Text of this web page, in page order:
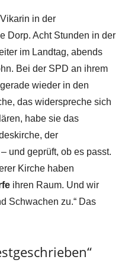
in der
Dorp. Acht Stunden in der
im Landtag, abends
Bei der SPD an ihrem
wieder in den
das widerspreche sich
habe sie das
der
und geprüft, ob es passt.
Kirche haben
ihren Raum. Und wir
Schwachen zu.“ Das